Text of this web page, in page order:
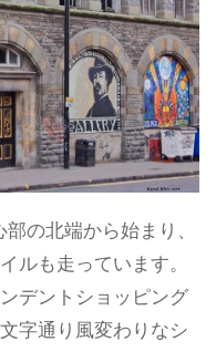
の北端から始まり、
ルも走っています。
デントショッピング
字通り風変わりなシ